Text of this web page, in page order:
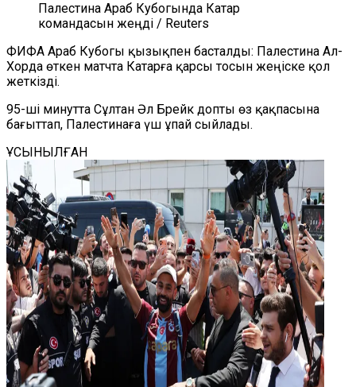
Палестина Араб Кубогында Катар
командасын жеңді / Reuters
ФИФА Араб Кубогы қызықпен басталды: Палестина Ал-
Хорда өткен матчта Катарға қарсы тосын жеңіске қол
жеткізді.
95-ші минутта Сұлтан Әл Брейк допты өз қақпасына
бағыттап, Палестинаға үш ұпай сыйлады.
ҰСЫНЫЛҒАН